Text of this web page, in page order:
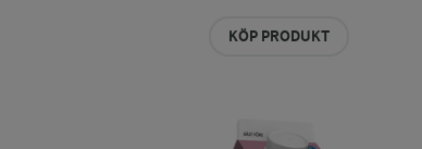
KÖP PRODUKT